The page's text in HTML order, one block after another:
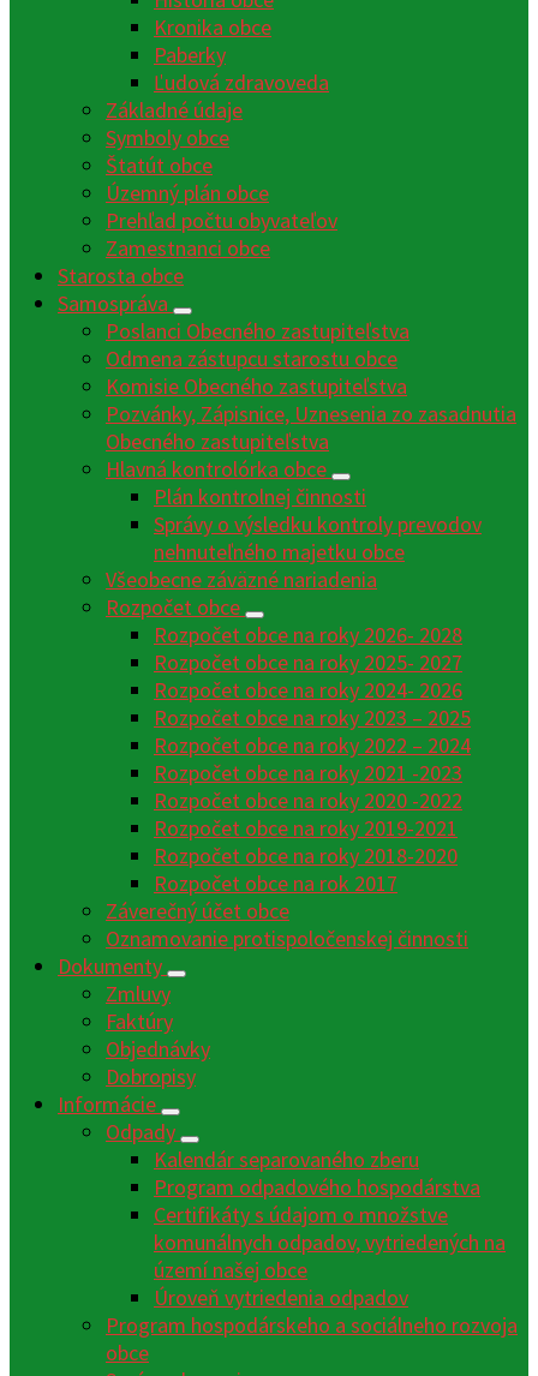
Kronika obce
Paberky
Ľudová zdravoveda
Základné údaje
Symboly obce
Štatút obce
Územný plán obce
Prehľad počtu obyvateľov
Zamestnanci obce
Starosta obce
Samospráva
Poslanci Obecného zastupiteľstva
Odmena zástupcu starostu obce
Komisie Obecného zastupiteľstva
Pozvánky, Zápisnice, Uznesenia zo zasadnutia
Obecného zastupiteľstva
Hlavná kontrolórka obce
Plán kontrolnej činnosti
Správy o výsledku kontroly prevodov
nehnuteľného majetku obce
Všeobecne záväzné nariadenia
Rozpočet obce
Rozpočet obce na roky 2026- 2028
Rozpočet obce na roky 2025- 2027
Rozpočet obce na roky 2024- 2026
Rozpočet obce na roky 2023 – 2025
Rozpočet obce na roky 2022 – 2024
Rozpočet obce na roky 2021 -2023
Rozpočet obce na roky 2020 -2022
Rozpočet obce na roky 2019-2021
Rozpočet obce na roky 2018-2020
Rozpočet obce na rok 2017
Záverečný účet obce
Oznamovanie protispoločenskej činnosti
Dokumenty
Zmluvy
Faktúry
Objednávky
Dobropisy
Informácie
Odpady
Kalendár separovaného zberu
Program odpadového hospodárstva
Certifikáty s údajom o množstve
komunálnych odpadov, vytriedených na
území našej obce
Úroveň vytriedenia odpadov
Program hospodárskeho a sociálneho rozvoja
obce